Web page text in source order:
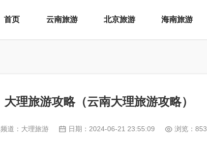
首页 云南旅游 北京旅游 海南旅游
大理旅游攻略（云南大理旅游攻略）
频道： 大理旅游 日期： 2024-06-21 23:55:09 浏览：853